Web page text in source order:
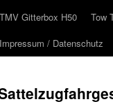
TMV Gitterbox H50
Tow
Impressum / Datenschutz